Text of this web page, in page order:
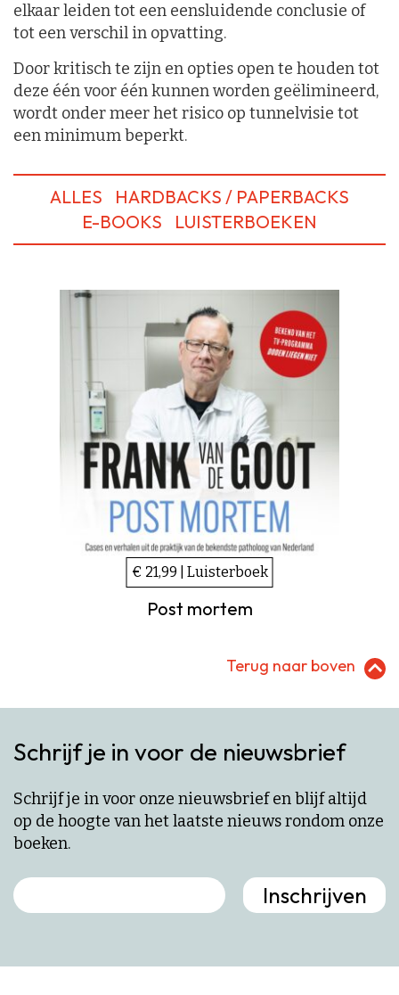
elkaar leiden tot een eensluidende conclusie of
tot een verschil in opvatting.
Door kritisch te zijn en opties open te houden tot
deze één voor één kunnen worden geëlimineerd,
wordt onder meer het risico op tunnelvisie tot
een minimum beperkt.
ALLES
HARDBACKS / PAPERBACKS
E-BOOKS
LUISTERBOEKEN
€ 21,99 | Luisterboek
Post mortem
Terug naar boven
Schrijf je in voor de nieuwsbrief
Schrijf je in voor onze nieuwsbrief en blijf altijd
op de hoogte van het laatste nieuws rondom onze
boeken.